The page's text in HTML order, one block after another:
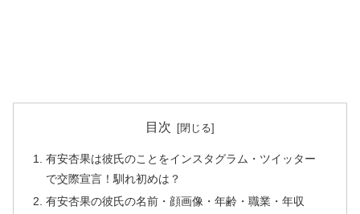
目次
有安杏果は彼氏のことをインスタグラム・ツイッター
で交際宣言！馴れ初めは？
有安杏果の彼氏の名前・顔画像・年齢・職業・年収